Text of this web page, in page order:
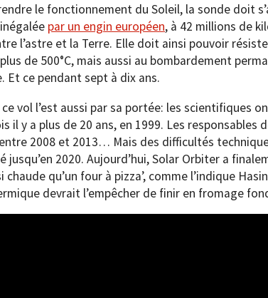
le fonctionnement du Soleil, la sonde doit
par un engin européen, à 42 millions de
l’astre et la Terre. Elle doit ainsi pouvoir
de 500°C, mais aussi au bombardement
Et ce pendant sept à dix ans.
vol l’est aussi par sa portée: les scientifiques
il y a plus de 20 ans, en 1999. Les responsables
2008 et 2013… Mais des difficultés
jusqu’en 2020. Aujourd’hui, Solar Orbiter a
chaude qu’un four à pizza’, comme l’indique
devrait l’empêcher de finir en fromage